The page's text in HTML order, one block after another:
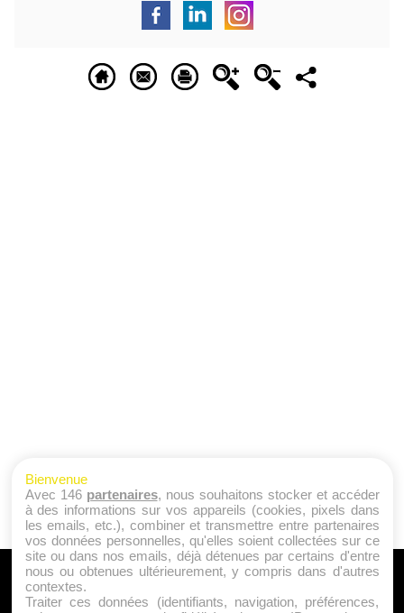
A PROPOS
Qui sommes nous ?
Bienvenue
Avec 146 partenaires, nous souhaitons stocker et accéder
à des informations sur vos appareils (cookies, pixels dans
les emails, etc.), combiner et transmettre entre partenaires
vos données personnelles, qu'elles soient collectées sur ce
site ou dans nos emails, déjà détenues par certains d'entre
nous ou obtenues ultérieurement, y compris dans d'autres
contextes.
Traiter ces données (identifiants, navigation, préférences,